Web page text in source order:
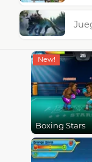
Boxing Stars